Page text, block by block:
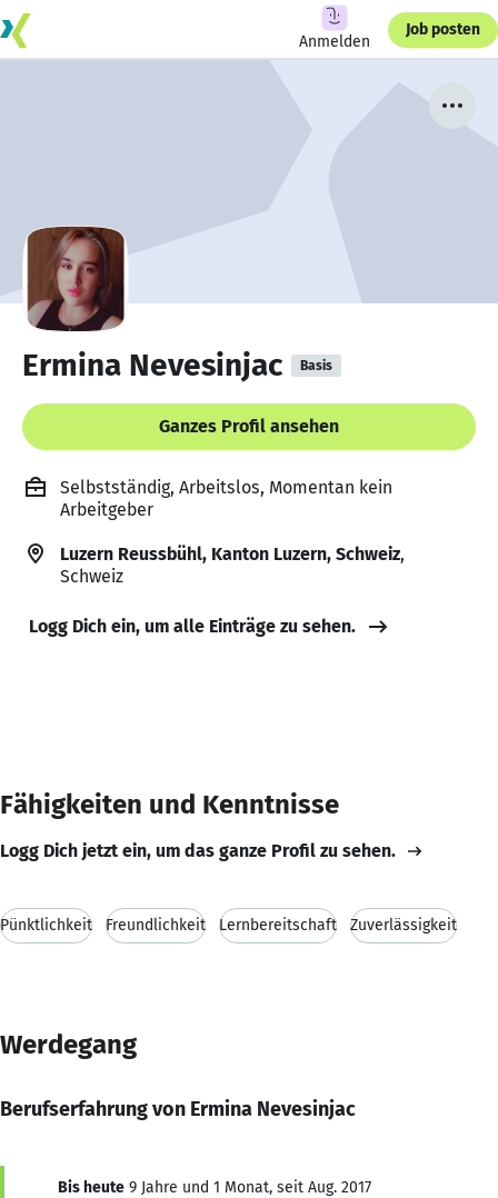
Anmelden
Job posten
Ermina Nevesinjac Basis
Ganzes Profil ansehen
Selbstständig, Arbeitslos, Momentan kein
Arbeitgeber
Luzern Reussbühl, Kanton Luzern, Schweiz,
Schweiz
Logg Dich ein, um alle Einträge zu sehen.
Fähigkeiten und Kenntnisse
Logg Dich jetzt ein, um das ganze Profil zu sehen.
Pünktlichkeit Freundlichkeit Lernbereitschaft Zuverlässigkeit
Werdegang
Berufserfahrung von Ermina Nevesinjac
Bis heute 9 Jahre und 1 Monat, seit Aug. 2017